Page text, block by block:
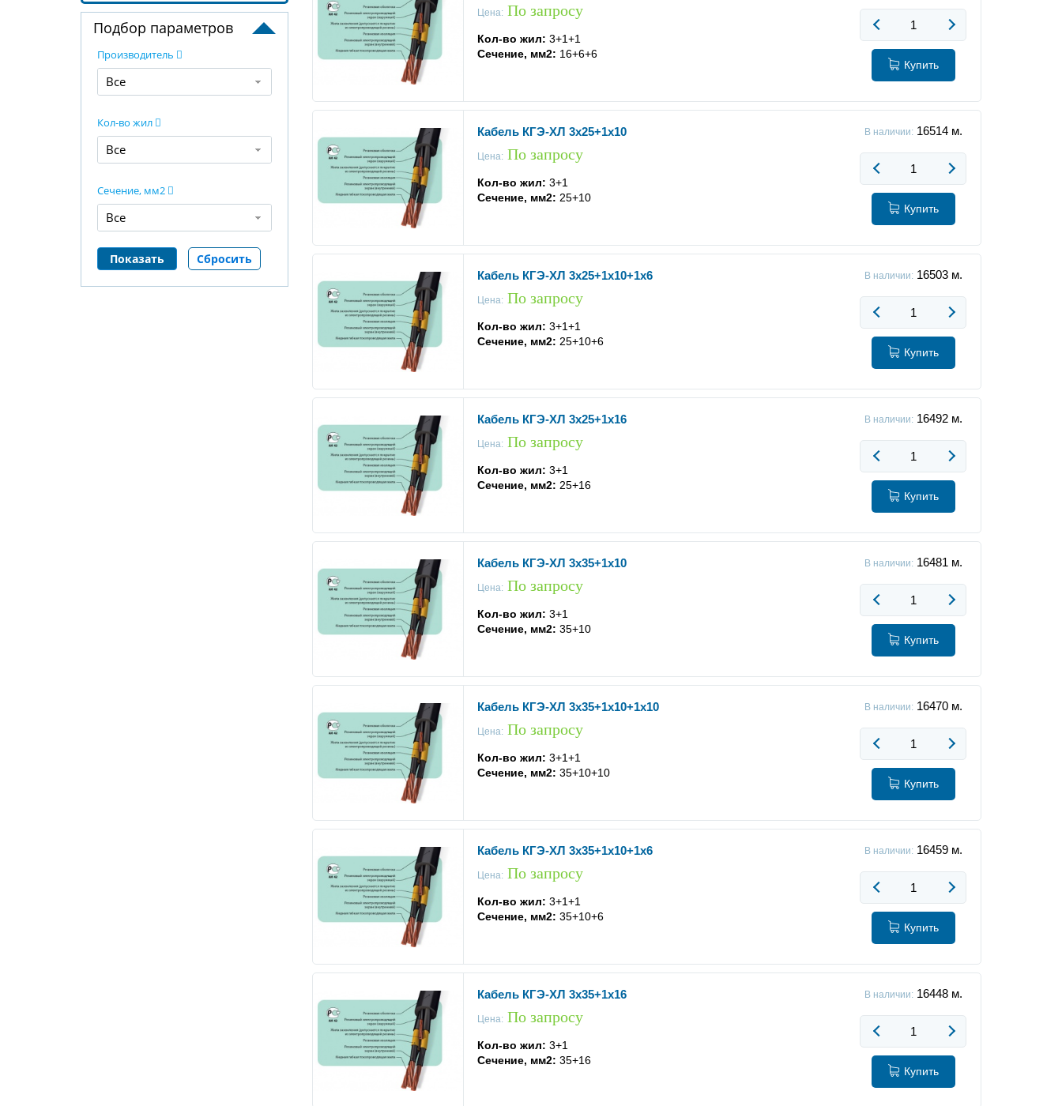
Подбор параметров
Производитель
Все
Кол-во жил
Все
Сечение, мм2
Все
Цена: По запросу
Кол-во жил: 3+1+1
Сечение, мм2: 16+6+6
Купить
Кабель КГЭ-ХЛ 3x25+1x10
Цена: По запросу
Кол-во жил: 3+1
Сечение, мм2: 25+10
В наличии:16514 м.
Купить
Кабель КГЭ-ХЛ 3x25+1x10+1x6
Цена: По запросу
Кол-во жил: 3+1+1
Сечение, мм2: 25+10+6
В наличии:16503 м.
Купить
Кабель КГЭ-ХЛ 3x25+1x16
Цена: По запросу
Кол-во жил: 3+1
Сечение, мм2: 25+16
В наличии:16492 м.
Купить
Кабель КГЭ-ХЛ 3x35+1x10
Цена: По запросу
Кол-во жил: 3+1
Сечение, мм2: 35+10
В наличии:16481 м.
Купить
Кабель КГЭ-ХЛ 3x35+1x10+1x10
Цена: По запросу
Кол-во жил: 3+1+1
Сечение, мм2: 35+10+10
В наличии:16470 м.
Купить
Кабель КГЭ-ХЛ 3x35+1x10+1x6
Цена: По запросу
Кол-во жил: 3+1+1
Сечение, мм2: 35+10+6
В наличии:16459 м.
Купить
Кабель КГЭ-ХЛ 3x35+1x16
Цена: По запросу
Кол-во жил: 3+1
Сечение, мм2: 35+16
В наличии:16448 м.
Купить